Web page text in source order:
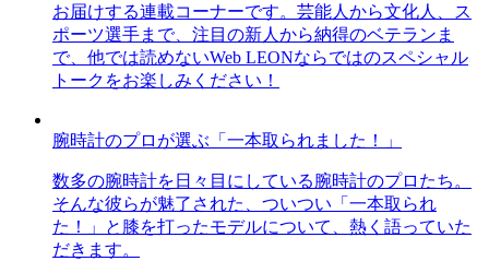
お届けする連載コーナーです。芸能人から文化人、ス
ポーツ選手まで、注目の新人から納得のベテランま
で、他では読めないWeb LEONならではのスペシャル
トークをお楽しみください！
腕時計のプロが選ぶ「一本取られました！」
数多の腕時計を日々目にしている腕時計のプロたち。
そんな彼らが魅了された、ついつい「一本取られ
た！」と膝を打ったモデルについて、熱く語っていた
だきます。